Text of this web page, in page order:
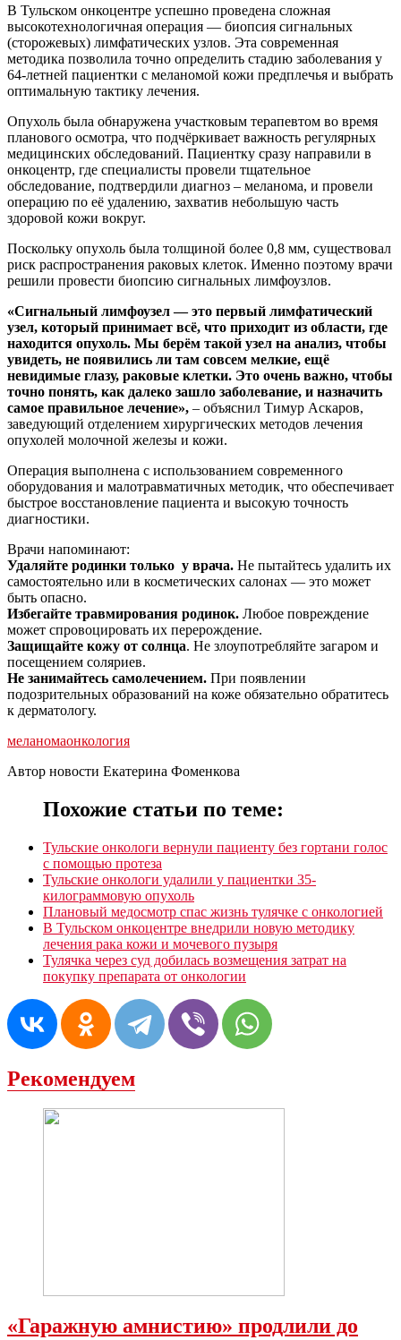
В Тульском онкоцентре успешно проведена сложная
высокотехнологичная операция — биопсия сигнальных
(сторожевых) лимфатических узлов. Эта современная
методика позволила точно определить стадию заболевания у
64-летней пациентки с меланомой кожи предплечья и выбрать
оптимальную тактику лечения.
Опухоль была обнаружена участковым терапевтом во время
планового осмотра, что подчёркивает важность регулярных
медицинских обследований. Пациентку сразу направили в
онкоцентр, где специалисты провели тщательное
обследование, подтвердили диагноз – меланома, и провели
операцию по её удалению, захватив небольшую часть
здоровой кожи вокруг.
Поскольку опухоль была толщиной более 0,8 мм, существовал
риск распространения раковых клеток. Именно поэтому врачи
решили провести биопсию сигнальных лимфоузлов.
«Сигнальный лимфоузел — это первый лимфатический
узел, который принимает всё, что приходит из области, где
находится опухоль. Мы берём такой узел на анализ, чтобы
увидеть, не появились ли там совсем мелкие, ещё
невидимые глазу, раковые клетки. Это очень важно, чтобы
точно понять, как далеко зашло заболевание, и назначить
самое правильное лечение», – объяснил Тимур Аскаров,
заведующий отделением хирургических методов лечения
опухолей молочной железы и кожи.
Операция выполнена с использованием современного
оборудования и малотравматичных методик, что обеспечивает
быстрое восстановление пациента и высокую точность
диагностики.
Врачи напоминают:
Удаляйте родинки только у врача. Не пытайтесь удалить их
самостоятельно или в косметических салонах — это может
быть опасно.
Избегайте травмирования родинок. Любое повреждение
может спровоцировать их перерождение.
Защищайте кожу от солнца. Не злоупотребляйте загаром и
посещением соляриев.
Не занимайтесь самолечением. При появлении
подозрительных образований на коже обязательно обратитесь
к дерматологу.
меланомаонкология
Автор новости Екатерина Фоменкова
Похожие статьи по теме:
Тульские онкологи вернули пациенту без гортани голос
с помощью протеза
Тульские онкологи удалили у пациентки 35-
килограммовую опухоль
Плановый медосмотр спас жизнь тулячке с онкологией
В Тульском онкоцентре внедрили новую методику
лечения рака кожи и мочевого пузыря
Тулячка через суд добилась возмещения затрат на
покупку препарата от онкологии
Рекомендуем
«Гаражную амнистию» продлили до